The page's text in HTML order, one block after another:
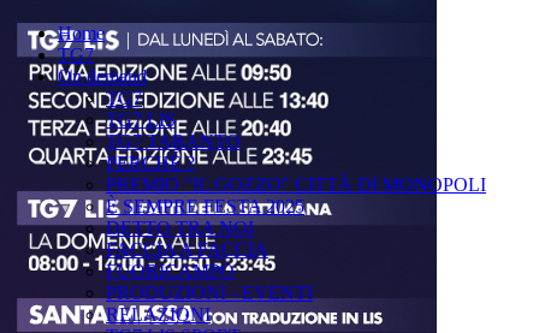
Home
TG7
On demand
TG7
TG7 LIS
TG7 TARANTO
PERCHÉ ?
PREMIO "IL GOZZO" CITTÀ DI MONOPOLI
È SEMPRE FESTA 2025
DETTO TRA NOI
FACCIA A FACCIA
FUORICAMPO
PRODUZIONI - EVENTI
RELAZIONI